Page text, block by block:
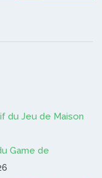
du Jeu de Maison
Game de